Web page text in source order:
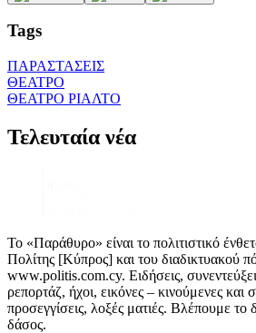
Tags
ΠΑΡΑΣΤΑΣΕΙΣ
ΘΕΑΤΡΟ
ΘΕΑΤΡΟ ΡΙΑΛΤΟ
Τελευταία νέα
Το «Παράθυρο» είναι το πολιτιστικό
Πολίτης [Κύπρος] και του διαδικτυακού
www.politis.com.cy. Ειδήσεις,
ρεπορτάζ, ήχοι, εικόνες – κινούμενες και
προσεγγίσεις, λοξές ματιές. Βλέπουμε το
δάσος.